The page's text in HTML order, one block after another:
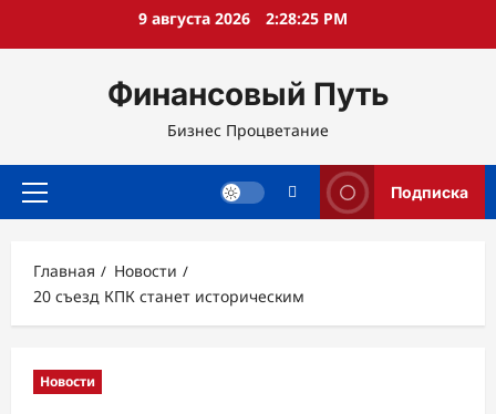
9 августа 2026 2:28:26 PM
Финансовый Путь
Бизнес Процветание
Основное
Подписка
Главная
Новости
20 съезд КПК станет историческим
Новости